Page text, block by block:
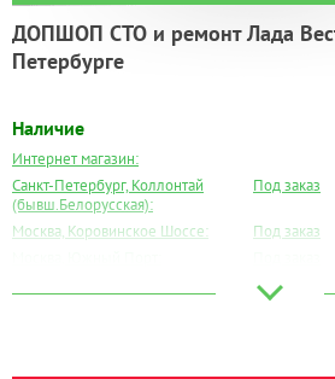
ДОПШОП СТО и ремонт Лада
Петербурге
Наличие
Интернет магазин:
Санкт-Петербург, Коллонтай
(бывш.Белорусская):
Под заказ
Москва, Коровинское Шоссе:
Под заказ
Под заказ